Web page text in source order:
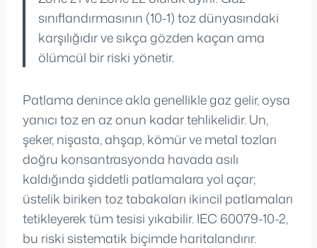
sınıflandırmasının (10-1) toz dünyasındaki
karşılığıdır ve sıkça gözden kaçan ama
ölümcül bir riski yönetir.
Patlama denince akla genellikle gaz gelir, oysa
yanıcı toz en az onun kadar tehlikelidir. Un,
şeker, nişasta, ahşap, kömür ve metal tozları
doğru konsantrasyonda havada asılı
kaldığında şiddetli patlamalara yol açar;
üstelik biriken toz tabakaları ikincil patlamaları
tetikleyerek tüm tesisi yıkabilir. IEC 60079-10-2,
bu riski sistematik biçimde haritalandırır.